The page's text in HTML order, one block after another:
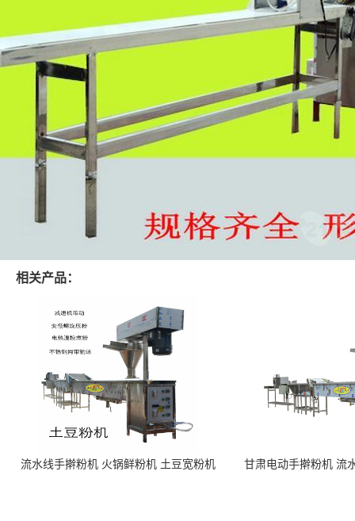
相关产品：
流水线手擀粉机 火锅鲜粉机 土豆宽粉机 甘肃电动手擀粉机 流